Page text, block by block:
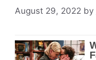
August 29, 2022 by